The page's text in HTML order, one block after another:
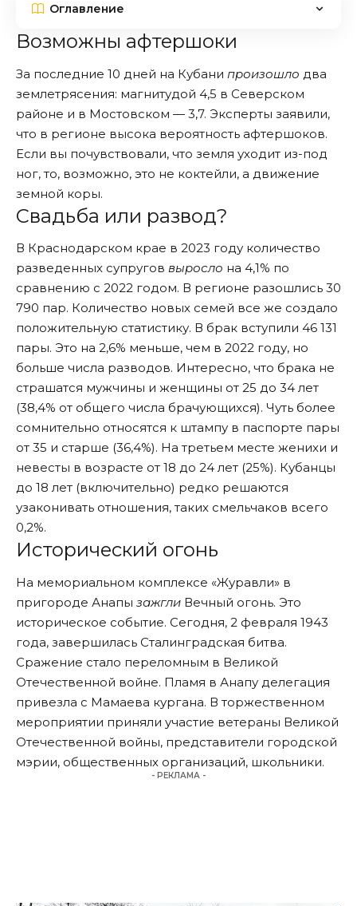
Оглавление
Возможны афтершоки
За последние 10 дней на Кубани произошло два
землетрясения: магнитудой 4,5 в Северском
районе и в Мостовском — 3,7. Эксперты заявили,
что в регионе высока вероятность афтершоков.
Если вы почувствовали, что земля уходит из-под
ног, то, возможно, это не коктейли, а движение
земной коры.
Свадьба или развод?
В Краснодарском крае в 2023 году количество
разведенных супругов выросло на 4,1% по
сравнению с 2022 годом. В регионе разошлись 30
790 пар. Количество новых семей все же создало
положительную статистику. В брак вступили 46 131
пары. Это на 2,6% меньше, чем в 2022 году, но
больше числа разводов. Интересно, что брака не
страшатся мужчины и женщины от 25 до 34 лет
(38,4% от общего числа брачующихся). Чуть более
сомнительно относятся к штампу в паспорте пары
от 35 и старше (36,4%). На третьем месте женихи и
невесты в возрасте от 18 до 24 лет (25%). Кубанцы
до 18 лет (включительно) редко решаются
узаконивать отношения, таких смельчаков всего
0,2%.
Исторический огонь
На мемориальном комплексе «Журавли» в
пригороде Анапы зажгли Вечный огонь. Это
историческое событие. Сегодня, 2 февраля 1943
года, завершилась Сталинградская битва.
Сражение стало переломным в Великой
Отечественной войне. Пламя в Анапу делегация
привезла с Мамаева кургана. В торжественном
мероприятии приняли участие ветераны Великой
Отечественной войны, представители городской
мэрии, общественных организаций, школьники.
- РЕКЛАМА -